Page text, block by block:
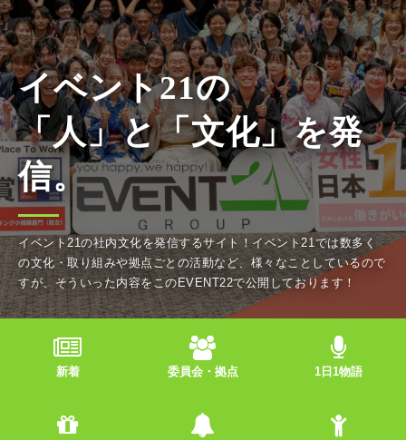
イベント21の社内文化を発信するサイト！イベント21では数多く
の文化・取り組みや拠点ごとの活動など、様々なことしているので
すが、そういった内容をこのEVENT22で公開しております！
新着 委員会・拠点 1日1物語